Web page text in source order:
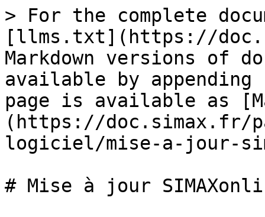
> For the complete
[llms.txt](https://
Markdown versions of
available by
page is available as
(https://doc.simax.fr/
logiciel/mise-a-jour-
# Mise à jour